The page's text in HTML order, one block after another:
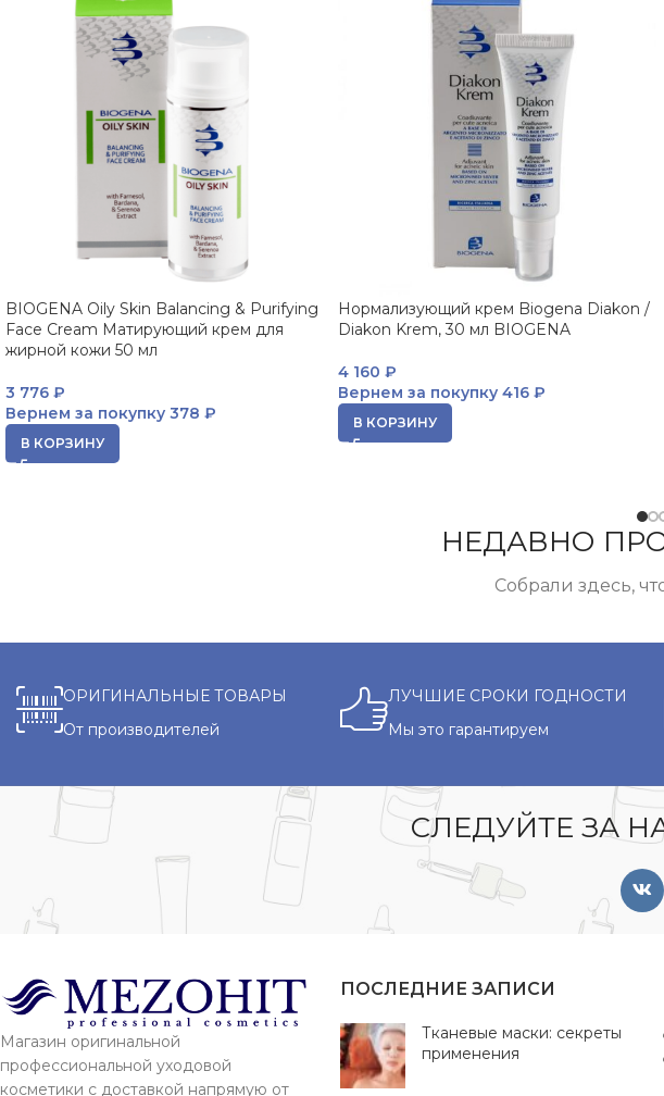
BIOGENA Oily Skin Balancing & Purifying
Face Cream Матирующий крем для
жирной кожи 50 мл
3 776 ₽
Вернем за покупку 378 ₽
В КОРЗИНУ
Нормализующий крем Biogena Diakon /
Diakon Krem, 30 мл BIOGENA
4 160 ₽
Вернем за покупку416 ₽
В КОРЗИНУ
НЕДАВНО
Собрали здесь,
ОРИГИНАЛЬНЫЕ ТОВАРЫ
От производителей
ЛУЧШИЕ СРОКИ ГОДНОСТИ
Мы это гарантируем
СЛЕДУЙТЕ ЗА
Магазин оригинальной
профессиональной уходовой
косметики с доставкой напрямую от
ПОСЛЕДНИЕ ЗАПИСИ
Тканевые маски: секреты
применения